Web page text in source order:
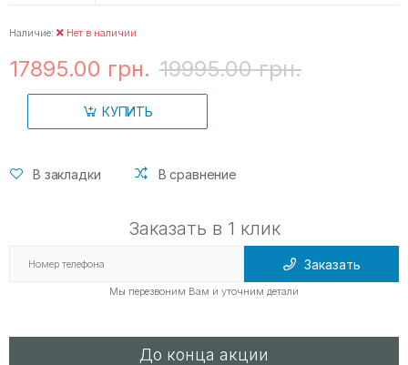
Наличие: Нет в наличии
17895.00 грн. 19995.00 грн.
КУПИТЬ
В закладки В сравнение
Заказать в 1 клик
Заказать
Мы перезвоним Вам и уточним детали
До конца акции